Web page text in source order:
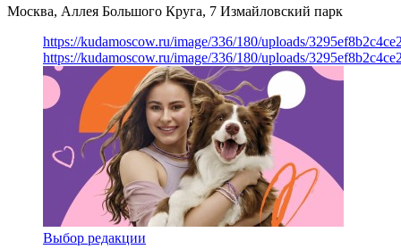
Москва, Аллея Большого Круга, 7 Измайловский парк
https://kudamoscow.ru/image/336/180/uploads/
https://kudamoscow.ru/image/336/180/uploads/
Выбор редакции